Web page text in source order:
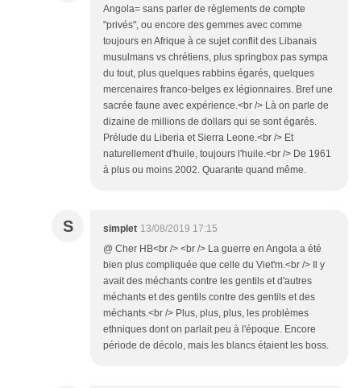
Angola= sans parler de règlements de compte
"privés", ou encore des gemmes avec comme
toujours en Afrique à ce sujet conflit des Libanais
musulmans vs chrétiens, plus springbox pas sympa
du tout, plus quelques rabbins égarés, quelques
mercenaires franco-belges ex légionnaires. Bref une
sacrée faune avec expérience.<br /> Là on parle de
dizaine de millions de dollars qui se sont égarés.
Prélude du Liberia et Sierra Leone.<br /> Et
naturellement d'huile, toujours l'huile.<br /> De 1961
à plus ou moins 2002. Quarante quand même.
S simplet 13/08/2019 17:15
@ Cher HB<br /> <br /> La guerre en Angola a été
bien plus compliquée que celle du Viet'm.<br /> Il y
avait des méchants contre les gentils et d'autres
méchants et des gentils contre des gentils et des
méchants.<br /> Plus, plus, plus, les problèmes
ethniques dont on parlait peu à l'époque. Encore
période de décolo, mais les blancs étaient les boss.